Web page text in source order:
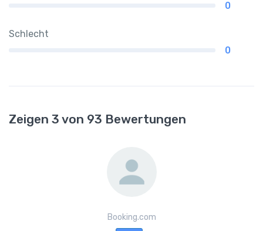
0
Schlecht
0
Zeigen 3 von 93 Bewertungen
Booking.com